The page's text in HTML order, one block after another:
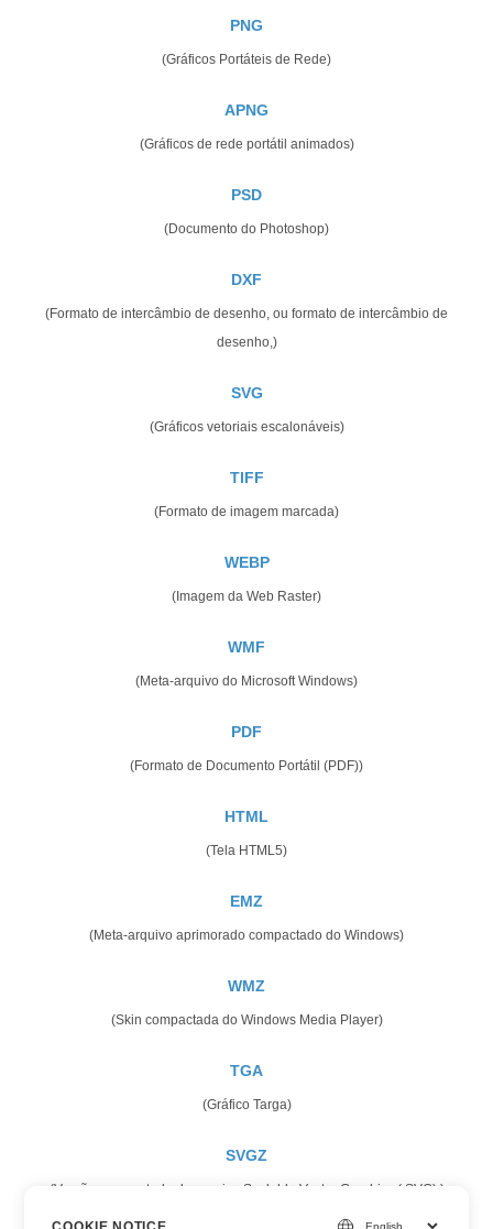
PNG
(Gráficos Portáteis de Rede)
APNG
(Gráficos de rede portátil animados)
PSD
(Documento do Photoshop)
DXF
(Formato de intercâmbio de desenho, ou formato de intercâmbio de
desenho,)
SVG
(Gráficos vetoriais escalonáveis)
TIFF
(Formato de imagem marcada)
WEBP
(Imagem da Web Raster)
WMF
(Meta-arquivo do Microsoft Windows)
PDF
(Formato de Documento Portátil (PDF))
HTML
(Tela HTML5)
EMZ
(Meta-arquivo aprimorado compactado do Windows)
WMZ
(Skin compactada do Windows Media Player)
TGA
(Gráfico Targa)
SVGZ
(Versão compactada do arquivo Scalable Vector Graphics (.SVG).)